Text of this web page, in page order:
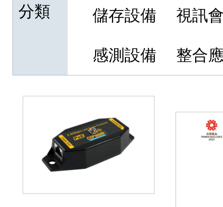
分類
儲存設備 視訊
感測設備 整合